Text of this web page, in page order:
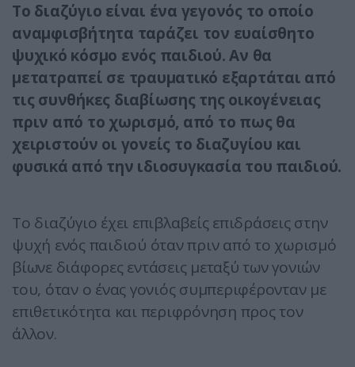
Το διαζύγιο είναι ένα γεγονός το οποίο
αναμφισβήτητα ταράζει τον ευαίσθητο
ψυχικό κόσμο ενός παιδιού. Αν θα
μετατραπεί σε τραυματικό εξαρτάται από
τις συνθήκες διαβίωσης της οικογένειας
πριν από το χωρισμό, από το πως θα
χειριστούν οι γονείς το διαζυγίου και
φυσικά από την ιδιοσυγκασία του παιδιού.
Το διαζύγιο έχει επιβλαβείς επιδράσεις στην
ψυχή ενός παιδιού όταν πριν από το χωρισμό
βίωνε διάφορες εντάσεις μεταξύ των γονιών
του, όταν ο ένας γονιός συμπεριφέρονταν με
επιθετικότητα και περιφρόνηση προς τον
άλλον.